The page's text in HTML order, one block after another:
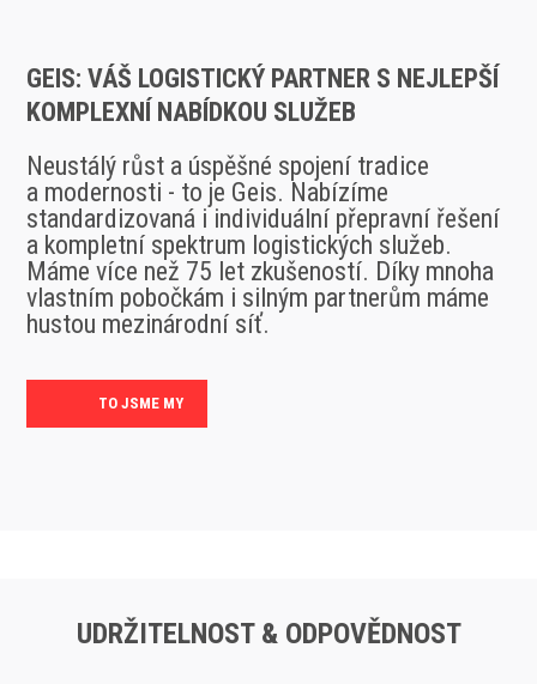
GEIS: VÁŠ LOGISTICKÝ PARTNER S NEJLEPŠÍ
KOMPLEXNÍ NABÍDKOU SLUŽEB
Neustálý růst a úspěšné spojení tradice
a modernosti - to je Geis. Nabízíme
standardizovaná i individuální přepravní řešení
a kompletní spektrum logistických služeb.
Máme více než 75 let zkušeností. Díky mnoha
vlastním pobočkám i silným partnerům máme
hustou mezinárodní síť.
TO JSME MY
UDRŽITELNOST & ODPOVĚDNOST